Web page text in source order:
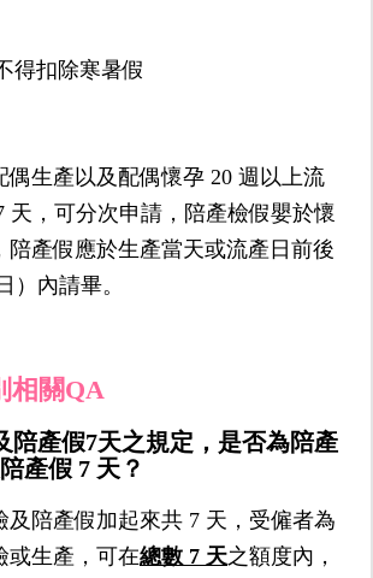
得扣除寒暑假
偶生產以及配偶懷孕 20 週以上流
天，可分次申請，陪產檢假嬰於懷
陪產假應於生產當天或流產日前後
）內請畢。
相關QA
陪產假7天之規定，是否為陪產
產假 7 天？
及陪產假加起來共 7 天，受僱者為
或生產，可在總數 7 天之額度內，